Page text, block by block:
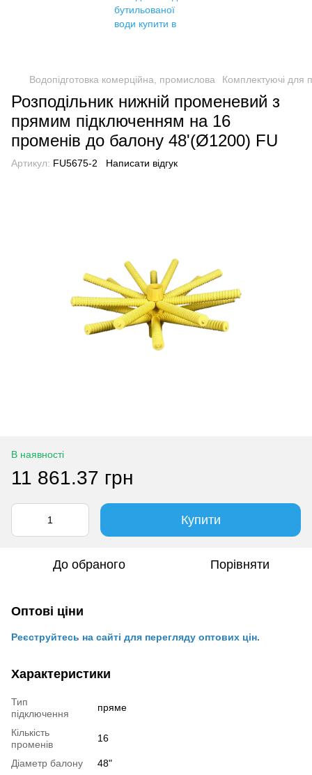
Водопідготовка комерційна, промислова Комплектуючі для
Розподільник нижній променевий з
прямим підключенням на 16
променів до балону 48'(Ø1200) FU
Артикул: FU5675-2 Написати відгук
В наявності
11 861.37 грн
Купити
До обраного Порівняти
Оптові ціни
Реєструйтесь на сайті для перегляду оптових цін.
Характеристики
Тип
підключення
пряме
Кількість
променів
16
Діаметр балону
48"